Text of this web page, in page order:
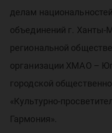
делам
объединений г. Ханты-
региональной
организации ХМАО –
городской
«Культурно-
Гармония».